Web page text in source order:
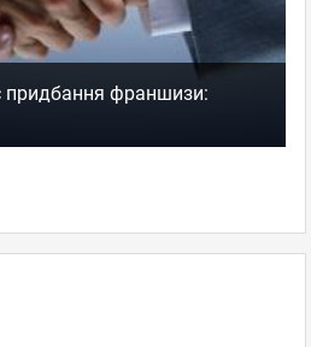
придбання франшизи: